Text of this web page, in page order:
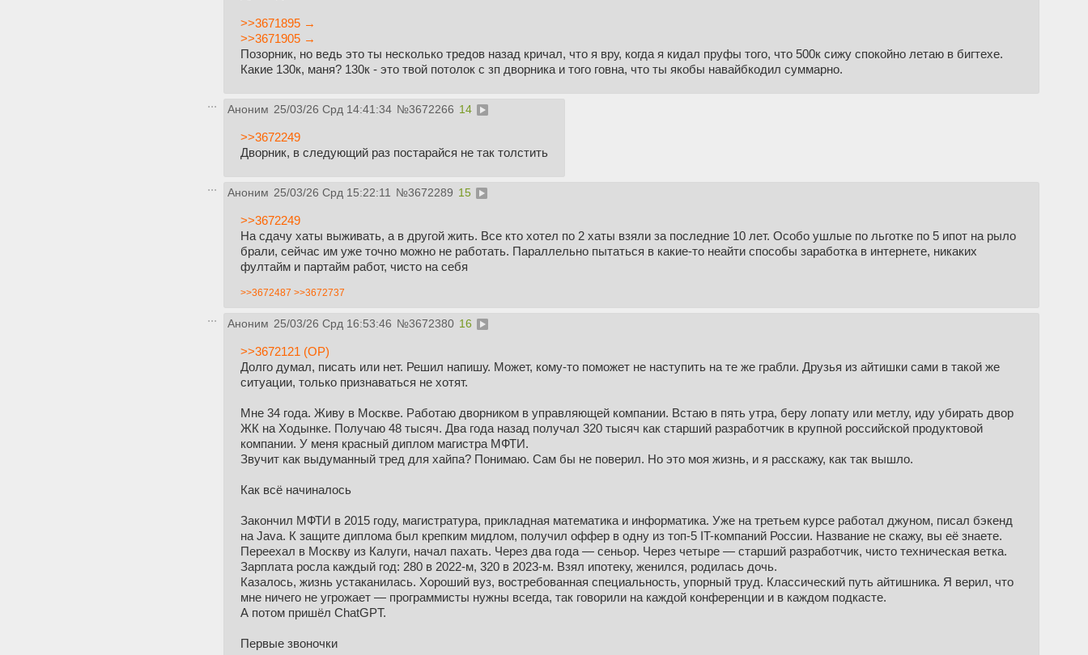
>>3671895 →
>>3671905 →
Позорник, но ведь это ты несколько тредов назад кричал, что я вру, когда я кидал пруфы того, что 500к сижу спокойно летаю в бигтехе.
Какие 130к, маня? 130к - это твой потолок с зп дворника и того говна, что ты якобы навайбкодил суммарно.
Аноним 25/03/26 Срд 14:41:34 №3672266 14
>>3672249
Дворник, в следующий раз постарайся не так толстить
Аноним 25/03/26 Срд 15:22:11 №3672289 15
>>3672249
На сдачу хаты выживать, а в другой жить. Все кто хотел по 2 хаты взяли за последние 10 лет. Особо ушлые по льготке по 5 ипот на рыло
брали, сейчас им уже точно можно не работать. Параллельно пытаться в какие-то неайти способы заработка в интернете, никаких
фултайм и партайм работ, чисто на себя
>>3672487 >>3672737
Аноним 25/03/26 Срд 16:53:46 №3672380 16
>>3672121 (OP)
Долго думал, писать или нет. Решил напишу. Может, кому-то поможет не наступить на те же грабли. Друзья из айтишки сами в такой же
ситуации, только признаваться не хотят.
Мне 34 года. Живу в Москве. Работаю дворником в управляющей компании. Встаю в пять утра, беру лопату или метлу, иду убирать двор
ЖК на Ходынке. Получаю 48 тысяч. Два года назад получал 320 тысяч как старший разработчик в крупной российской продуктовой
компании. У меня красный диплом магистра МФТИ.
Звучит как выдуманный тред для хайпа? Понимаю. Сам бы не поверил. Но это моя жизнь, и я расскажу, как так вышло.
Как всё начиналось
Закончил МФТИ в 2015 году, магистратура, прикладная математика и информатика. Уже на третьем курсе работал джуном, писал бэкенд
на Java. К защите диплома был крепким мидлом, получил оффер в одну из топ-5 IT-компаний России. Название не скажу, вы её знаете.
Переехал в Москву из Калуги, начал пахать. Через два года — сеньор. Через четыре — старший разработчик, чисто техническая ветка.
Зарплата росла каждый год: 280 в 2022-м, 320 в 2023-м. Взял ипотеку, женился, родилась дочь.
Казалось, жизнь устаканилась. Хороший вуз, востребованная специальность, упорный труд. Классический путь айтишника. Я верил, что
мне ничего не угрожает — программисты нужны всегда, так говорили на каждой конференции и в каждом подкасте.
А потом пришёл ChatGPT.
Первые звоночки